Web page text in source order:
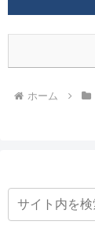
ホーム